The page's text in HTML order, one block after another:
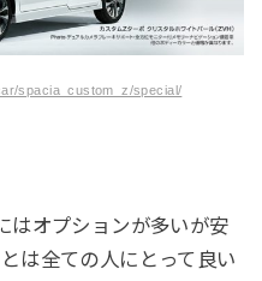
spacia_custom_z/special/
はオプションが多いが安
は全ての人にとって良い